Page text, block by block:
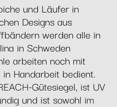
und Läufer in
Designs aus
werden alle in
in Schweden
arbeiten noch mit
Handarbeit bedient.
Gütesiegel, ist UV
und ist sowohl im